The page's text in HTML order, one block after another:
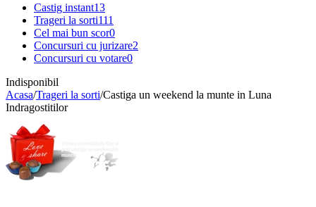
Castig instant13
Trageri la sorti111
Cel mai bun scor0
Concursuri cu jurizare2
Concursuri cu votare0
Indisponibil
Acasa/Trageri la sorti/Castiga un weekend la munte in Luna
Indragostitilor